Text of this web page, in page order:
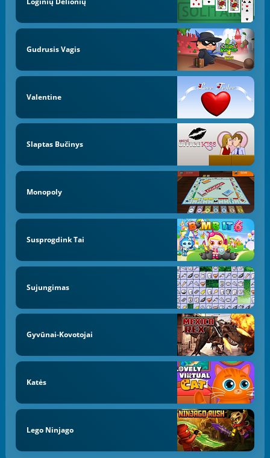
Gudrusis Vagis
Valentine
Slaptas Bučinys
Monopoly
Susprogdink Tai
Sujungimas
Gyvūnai-Kovotojai
Katės
Lego Ninjago